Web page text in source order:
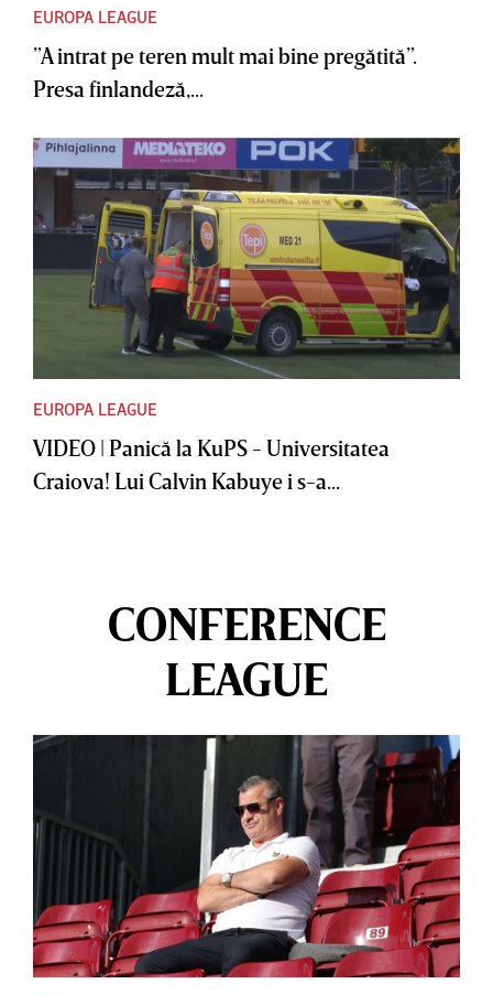
EUROPA LEAGUE
”A intrat pe teren mult mai bine pregătită”.
Presa finlandeză,...
EUROPA LEAGUE
VIDEO | Panică la KuPS - Universitatea
Craiova! Lui Calvin Kabuye i s-a...
CONFERENCE
LEAGUE